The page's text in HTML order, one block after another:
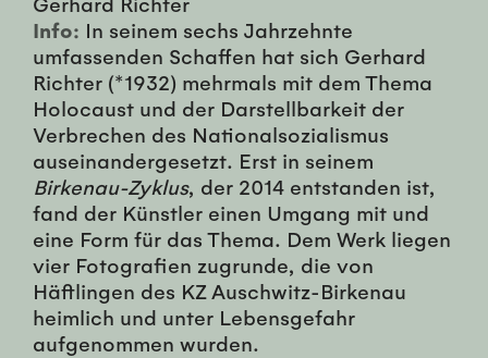
Info: In seinem sechs Jahrzehnte
umfassenden Schaffen hat sich Gerhard
Richter (*1932) mehrmals mit dem Thema
Holocaust und der Darstellbarkeit der
Verbrechen des Nationalsozialismus
auseinandergesetzt. Erst in seinem
Birkenau-Zyklus, der 2014 entstanden ist,
fand der Künstler einen Umgang mit und
eine Form für das Thema. Dem Werk liegen
vier Fotografien zugrunde, die von
Häftlingen des KZ Auschwitz-Birkenau
heimlich und unter Lebensgefahr
aufgenommen wurden.